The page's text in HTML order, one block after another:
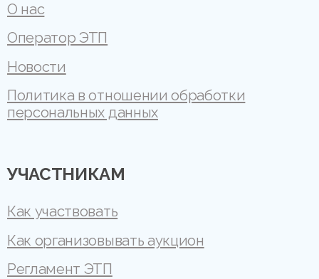
О нас
Оператор ЭТП
Новости
Политика в отношении обработки
персональных данных
УЧАСТНИКАМ
Как участвовать
Как организовывать аукцион
Регламент ЭТП